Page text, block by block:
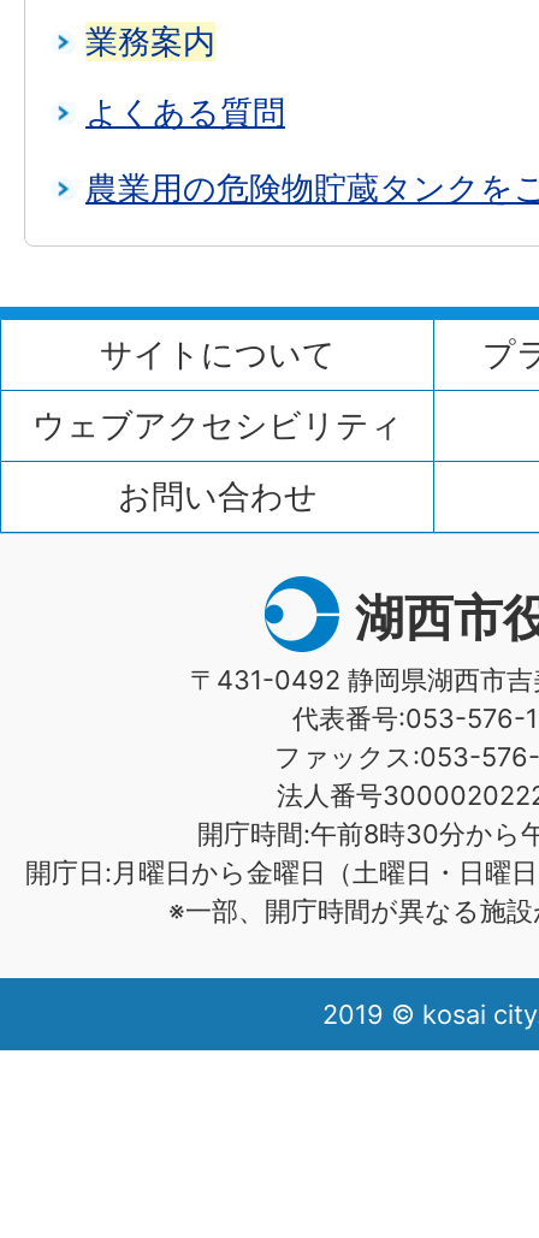
業務案内
よくある質問
農業用の危険物貯蔵タンクを
サイトについて
プ
ウェブアクセシビリティ
お問い合わせ
湖西市
〒431-0492 静岡県湖西市
代表番号:053-576-
ファックス:053-576-
法人番号
開庁時間:午前8時30分から
開庁日:月曜日から金曜日（土曜日・日曜
※一部、開庁時間が異なる施
2019 © kosai